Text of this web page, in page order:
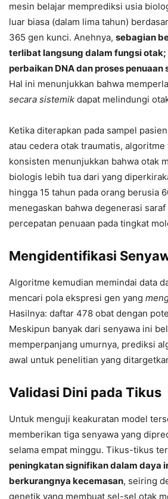
mesin belajar memprediksi usia
luar biasa (dalam lima tahun)
365 gen kunci. Anehnya, sebagian
terlibat langsung dalam fungsi
perbaikan DNA dan proses penuaan
Hal ini menunjukkan bahwa
secara sistemik dapat melindungi
Ketika diterapkan pada sampel
atau cedera otak traumatis,
konsisten menunjukkan bahwa otak
biologis lebih tua dari yang
hingga 15 tahun pada orang berusia
menegaskan bahwa degenerasi
percepatan penuaan pada tingkat
Mengidentifikasi
Algoritme kemudian memindai data
mencari pola ekspresi gen yang
Hasilnya: daftar 478 obat dengan
Meskipun banyak dari senyawa ini
memperpanjang umurnya, prediksi
awal untuk penelitian yang
Validasi Dini pada Tikus
Untuk menguji keakuratan model
memberikan tiga senyawa yang
selama empat minggu. Tikus-tikus
peningkatan signifikan dalam daya
berkurangnya kecemasan, seiring
genetik yang membuat sel-sel otak